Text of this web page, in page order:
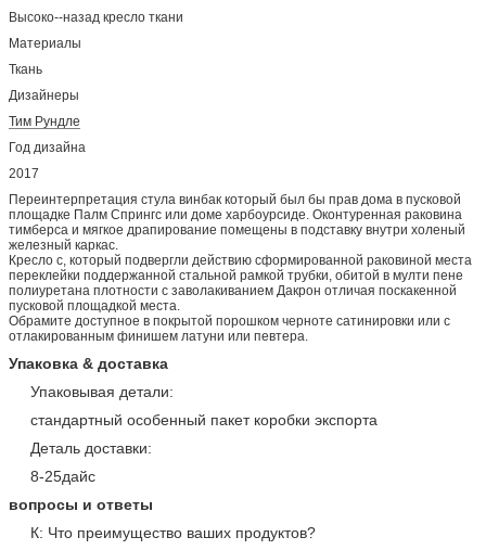
Высоко--назад кресло ткани
Материалы
Ткань
Дизайнеры
Тим Рундле
Год дизайна
2017
Переинтерпретация стула винбак который был бы прав дома в пусковой
площадке Палм Спрингс или доме харбоурсиде. Оконтуренная раковина
тимберса и мягкое драпирование помещены в подставку внутри холеный
железный каркас.
Кресло с, который подвергли действию сформированной раковиной места
переклейки поддержанной стальной рамкой трубки, обитой в мулти пене
полиуретана плотности с заволакиванием Дакрон отличая поскакенной
пусковой площадкой места.
Обрамите доступное в покрытой порошком черноте сатинировки или с
отлакированным финишем латуни или певтера.
Упаковка & доставка
Упаковывая детали:
стандартный особенный пакет коробки экспорта
Деталь доставки:
8-25дайс
вопросы и ответы
К: Что преимущество ваших продуктов?